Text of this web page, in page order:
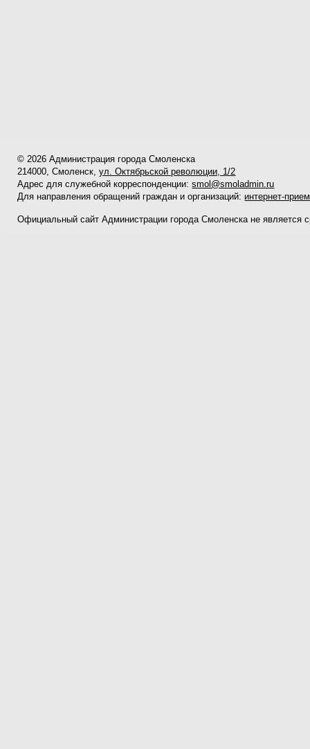
© 2026 Администрация города Смоленска
214000, Смоленск,ул. Октябрьской революции, 1/2
Адрес для служебной корреспонденции:smol@smoladmin.ru
Для направления обращений граждан и организаций: интернет-
Официальный сайт Администрации города Смоленска не является